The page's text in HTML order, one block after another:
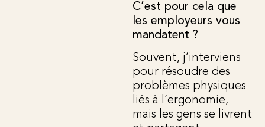
C’est pour cela que
les employeurs vous
mandatent ?
Souvent, j’interviens
pour résoudre des
problèmes physiques
liés à l’ergonomie,
mais les gens se livrent